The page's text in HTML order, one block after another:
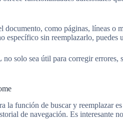
documento, como páginas, líneas o
específico sin reemplazarlo, puedes
no solo sea útil para corregir errores,
la función de buscar y reemplazar es
de navegación. Es interesante